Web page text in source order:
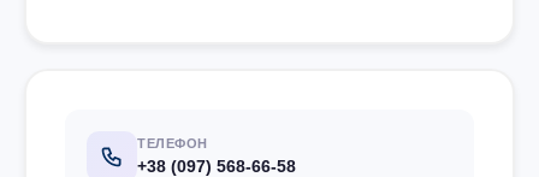
ТЕЛЕФОН
+38 (097) 568-66-58